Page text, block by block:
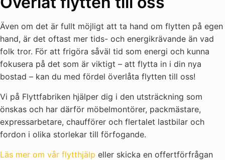
Även om det är fullt möjligt att ta hand om flytten på egen
hand, är det oftast mer tids- och energikrävande än vad
folk tror. För att frigöra såväl tid som energi och kunna
fokusera på det som är viktigt – att flytta in i din nya
bostad – kan du med fördel överlåta flytten till oss!
Vi på Flyttfabriken hjälper dig i den utsträckning som
önskas och har därför möbelmontörer, packmästare,
expressarbetare, chaufförer och flertalet lastbilar och
fordon i olika storlekar till förfogande.
Läs mer om vår flytthjälp eller skicka en offertförfrågan